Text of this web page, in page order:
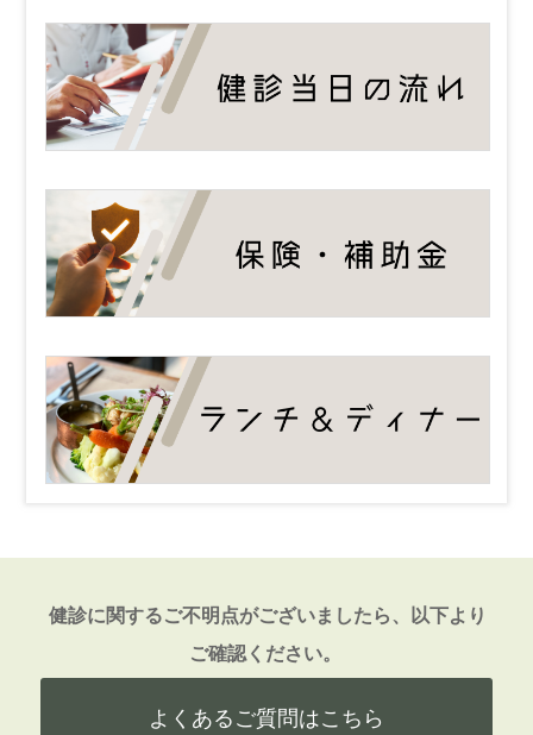
健診に関するご不明点がございましたら、以下より
ご確認ください。
よくあるご質問はこちら